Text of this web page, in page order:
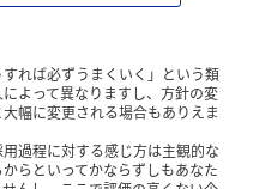
れば必ずうまくいく」という類
よって異なりますし、方針の変
幅に変更される場合もありえま
過程に対する感じ方は主観的な
らといってかならずしもあなた